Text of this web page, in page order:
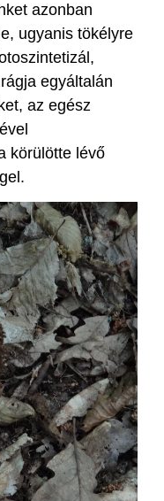
azonban
ugyanis tökélyre
egyáltalán
az egész
körülötte lévő